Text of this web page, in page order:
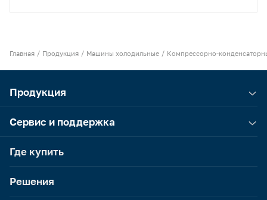
Главная Продукция Машины холодильные Компрессорно-
Продукция
Сервис и поддержка
Где купить
Решения